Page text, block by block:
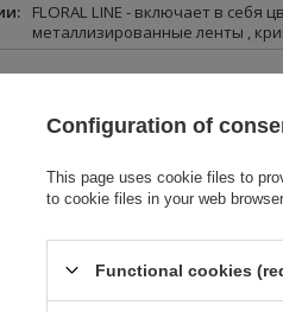
:
FLORAL LINE - включает в
металлизированные ленты ,
присутствуют только
доставки товаров с
Приносим извинения за
Configuration of
This page uses cookie files to
to cookie files in your web browser.
Functional cookies